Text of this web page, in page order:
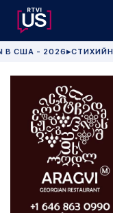
В США - 2026 ▶